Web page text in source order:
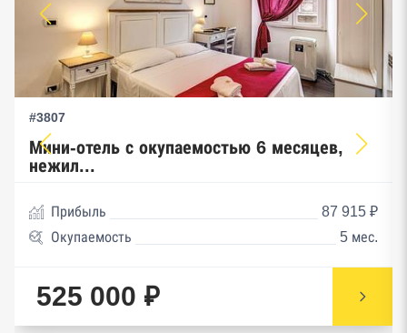
#3807
Мини-отель с окупаемостью 6 месяцев,
нежил...
Прибыль
87 915 ₽
Окупаемость
5 мес.
525 000 ₽